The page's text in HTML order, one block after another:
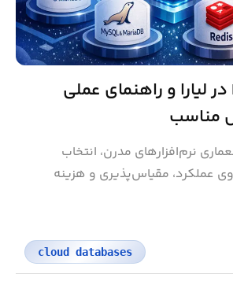
بهترین DBaaS در لیارا و راهنمای عملی
مناسب
نرم‌افزارهای مدرن، انتخاب
عملکرد، مقیاس‌پذیری و هزینه
cloud databases